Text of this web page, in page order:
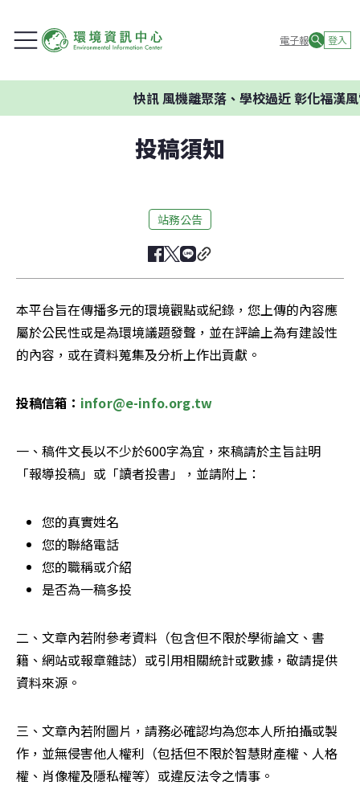
電子報 登入
快訊風機離聚落、學校過近 彰化福漢風
投稿須知
站務公告
本平台旨在傳播多元的環境觀點或紀錄，您上傳的內容應
屬於公民性或是為環境議題發聲，並在評論上為有建設性
的內容，或在資料蒐集及分析上作出貢獻。
投稿信箱： infor@e-info.org.tw
一、稿件文長以不少於600字為宜，來稿請於主旨註明
「報導投稿」或「讀者投書」，並請附上：
您的真實姓名
您的聯絡電話
您的職稱或介紹
是否為一稿多投
二、文章內若附參考資料（包含但不限於學術論文、書
籍、網站或報章雜誌）或引用相關統計或數據，敬請提供
資料來源。
三、文章內若附圖片，請務必確認均為您本人所拍攝或製
作，並無侵害他人權利（包括但不限於智慧財產權、人格
權、肖像權及隱私權等）或違反法令之情事。